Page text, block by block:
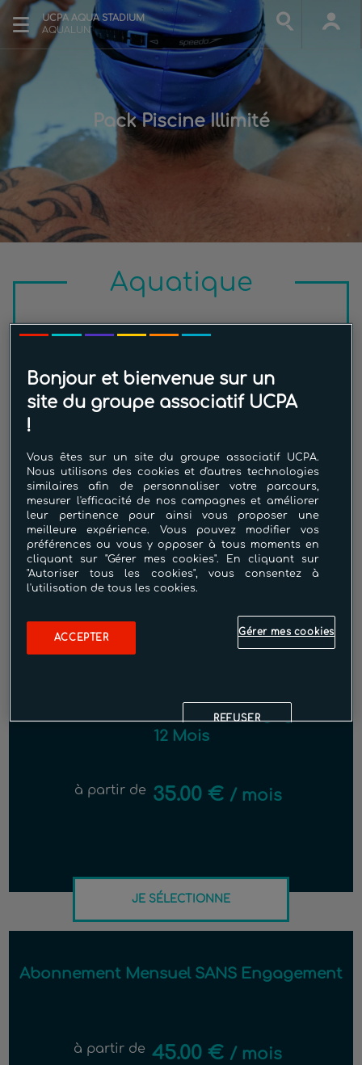
UCPA AQUA STADIUM
AQUALUN'
Pack Piscine Illimité
Aquatique
À partir de
35.00€/ mois
Pour nager au gré de vos envies
dans nos bassins. Pour profiter de
l'expérience de nage . Pour se
détendre
Abonnement Mensuel AVEC Engagement
12 Mois
à partir de 35.00 € / mois
JE SÉLECTIONNE
Abonnement Mensuel SANS Engagement
à partir de 45.00 € / mois
Bonjour et bienvenue sur un
site du groupe associatif UCPA
!
Vous êtes sur un site du groupe associatif UCPA.
Nous utilisons des cookies et d'autres technologies
similaires afin de personnaliser votre parcours,
mesurer l'efficacité de nos campagnes et améliorer
leur pertinence pour ainsi vous proposer une
meilleure expérience. Vous pouvez modifier vos
préférences ou vous y opposer à tous moments en
cliquant sur "Gérer mes cookies". En cliquant sur
"Autoriser tous les cookies", vous consentez à
l'utilisation de tous les cookies.
Gérer mes cookies
REFUSER
ACCEPTER